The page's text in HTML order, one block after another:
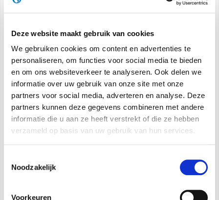
Deze website maakt gebruik van cookies
We gebruiken cookies om content en advertenties te
personaliseren, om functies voor social media te bieden
en om ons websiteverkeer te analyseren. Ook delen we
informatie over uw gebruik van onze site met onze
partners voor social media, adverteren en analyse. Deze
partners kunnen deze gegevens combineren met andere
informatie die u aan ze heeft verstrekt of die ze hebben
verzameld op basis van uw gebruik van hun services.
Noodzakelijk
Voorkeuren